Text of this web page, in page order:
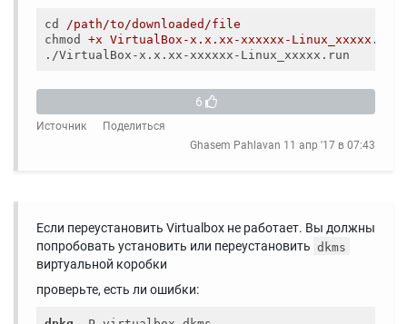
cd
/path/to/downloaded/file
chmod
+x VirtualBox-x.x.xx-xxxxxx-Linux_xxxxx.run
./VirtualBox-x.x.xx-xxxxxx-Linux_xxxxx.run
6
Источник
Поделиться
Ghasem Pahlavan 11 апр '17 в 07:43
Если переустановить Virtualbox не работает. Вы должны
попробовать установить или переустановить dkms
виртуальной коробки
проверьте, есть ли ошибки: